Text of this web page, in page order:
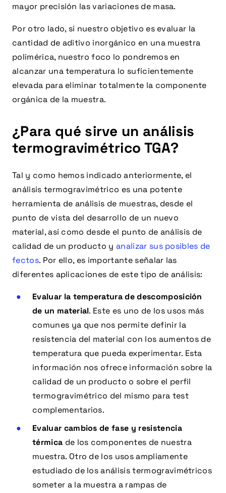
mayor precisión las variaciones de masa.
Por otro lado, si nuestro objetivo es evaluar la
cantidad de aditivo inorgánico en una muestra
polimérica, nuestro foco lo pondremos en
alcanzar una temperatura lo suficientemente
elevada para eliminar totalmente la componente
orgánica de la muestra.
¿Para qué sirve un análisis
termogravimétrico TGA?
Tal y como hemos indicado anteriormente, el
análisis termogravimétrico es una potente
herramienta de análisis de muestras, desde el
punto de vista del desarrollo de un nuevo
material, así como desde el punto de análisis de
calidad de un producto yanalizar sus posibles de
fectos. Por ello, es importante señalar las
diferentes aplicaciones de este tipo de análisis:
Evaluar la temperatura de descomposición
de un material. Este es uno de los usos más
comunes ya que nos permite definir la
resistencia del material con los aumentos de
temperatura que pueda experimentar. Esta
información nos ofrece información sobre la
calidad de un producto o sobre el perfil
termogravimétrico del mismo para test
complementarios.
Evaluar cambios de fase y resistencia
térmica de los componentes de nuestra
muestra. Otro de los usos ampliamente
estudiado de los análisis termogravimétricos
someter a la muestra a rampas de